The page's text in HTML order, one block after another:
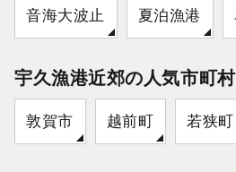
音海大波止 夏泊漁港
宇久漁港近郊の人気市町村
敦賀市 越前町 若狭町